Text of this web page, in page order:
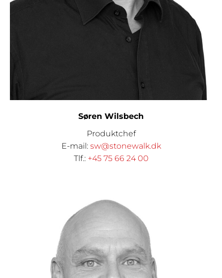
Søren Wilsbech
Produktchef
E-mail: sw@stonewalk.dk
Tlf.: +45 75 66 24 00